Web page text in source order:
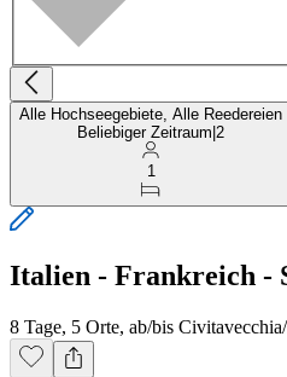
Alle Hochseegebiete, Alle Reedereien
Beliebiger Zeitraum 2
1
Italien - Frankreich -
8 Tage, 5 Orte, ab/bis